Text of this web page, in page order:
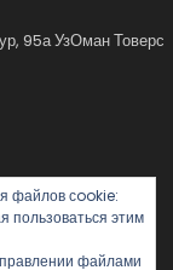
95а УзОман Товерс
файлов сookie:
пользоваться этим
файлами